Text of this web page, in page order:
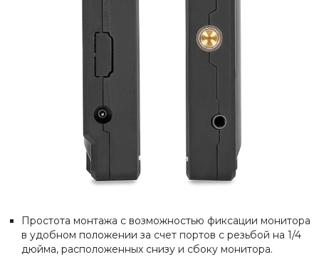
Простота монтажа с возможностью фиксации монитора
в удобном положении за счет портов с резьбой на 1/4
дюйма, расположенных снизу и сбоку монитора.